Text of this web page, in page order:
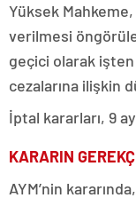
Yüksek Mahkeme,
verilmesi
geçici olarak
cezalarına ilişkin
İptal kararları, 9
KARARIN
AYM’nin